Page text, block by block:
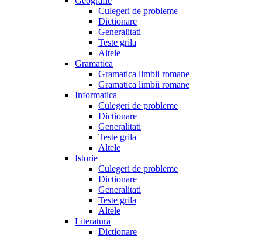
Culegeri de probleme
Dictionare
Generalitati
Teste grila
Altele
Gramatica
Gramatica limbii romane
Gramatica limbii romane
Informatica
Culegeri de probleme
Dictionare
Generalitati
Teste grila
Altele
Istorie
Culegeri de probleme
Dictionare
Generalitati
Teste grila
Altele
Literatura
Dictionare